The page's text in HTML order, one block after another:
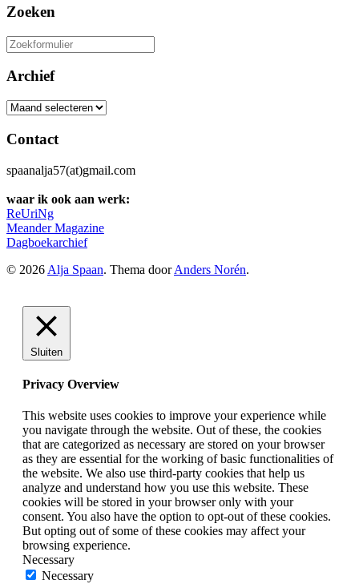
Zoeken
Zoeken
naar:
Archief
Archief
Contact
spaanalja57(at)gmail.com
waar ik ook aan werk:
ReUriNg
Meander Magazine
Dagboekarchief
© 2026 Alja Spaan. Thema doorAnders Norén.
Sluiten
Privacy Overview
This website uses cookies to improve your experience while
you navigate through the website. Out of these, the cookies
that are categorized as necessary are stored on your browser
as they are essential for the working of basic functionalities of
the website. We also use third-party cookies that help us
analyze and understand how you use this website. These
cookies will be stored in your browser only with your
consent. You also have the option to opt-out of these cookies.
But opting out of some of these cookies may affect your
browsing experience.
Necessary
Necessary